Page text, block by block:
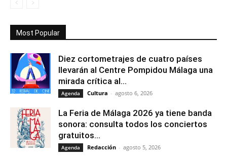
Most Popular
Diez cortometrajes de cuatro países
llevarán al Centre Pompidou Málaga una
mirada crítica al...
Agenda Cultura - agosto 6, 2026
La Feria de Málaga 2026 ya tiene banda
sonora: consulta todos los conciertos
gratuitos...
Agenda Redacción - agosto 5, 2026